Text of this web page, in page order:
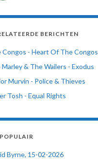
BERICHTEN
Congos - Heart Of The Congos
Marley & The Wailers - Exodus
Murvin - Police & Thieves
Tosh - Equal Rights
Byrne, 15-02-2026